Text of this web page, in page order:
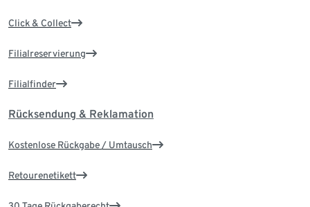
Click & Collect
Filialreservierung
Filialfinder
Rücksendung & Reklamation
Kostenlose Rückgabe / Umtausch
Retourenetikett